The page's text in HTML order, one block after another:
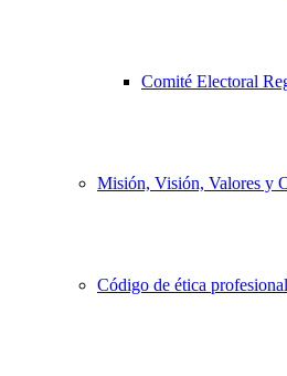
Comité Electoral
Misión, Visión, Valores y
Código de ética profesional